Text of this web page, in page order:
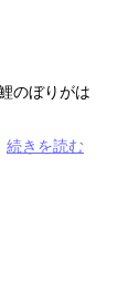
のぼりがは
続きを読む